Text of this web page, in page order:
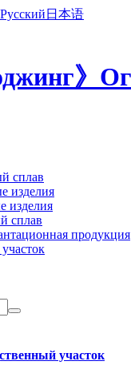
Русский 日本语
сплав
изделия
изделия
сплав
продукция
участок